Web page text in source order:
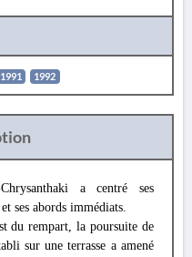
1991 1992
a centré ses
ses abords immédiats.
du rempart, la poursuite de
sur une terrasse a amené